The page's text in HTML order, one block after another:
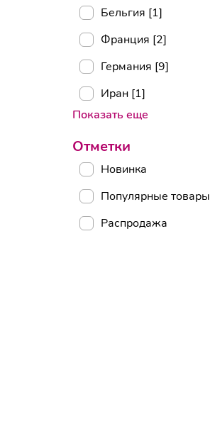
Бельгия [1]
Франция [2]
Германия [9]
Иран [1]
Показать еще
Отметки
Новинка
Популярные товары
Распродажа